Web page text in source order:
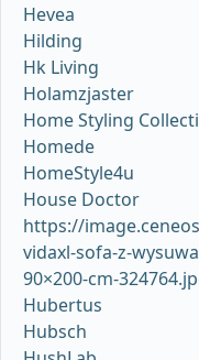
Hevea
Hilding
Hk Living
Holamzjaster
Home Styling
Homede
HomeStyle4u
House Doctor
https://
vidaxl-sofa-z-
90×200-cm-
Hubertus
Hubsch